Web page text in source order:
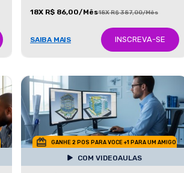
18X R$ 86,00/Mês18X R$ 387,00/Mês
SAIBA MAIS INSCREVA-SE
GANHE 2 POS PARA VOCE +1 PARA UM AMIGO
COM VIDEOAULAS